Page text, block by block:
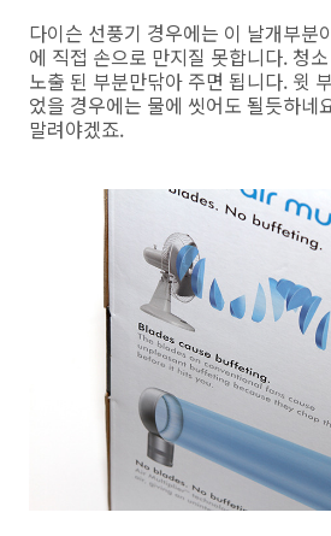
다이슨 선풍기 경우에는 이 날개부분
에 직접 손으로 만지질 못합니다. 청
노출 된 부분만닦아 주면 됩니다. 윗
었을 경우에는 물에 씻어도 될듯하네
말려야겠죠.